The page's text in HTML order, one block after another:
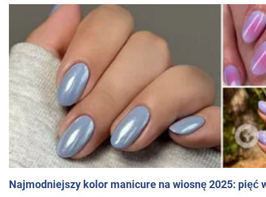
Najmodniejszy kolor manicure na wiosnę 2025: pięć